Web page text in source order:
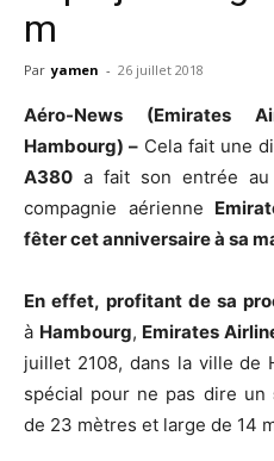
m
Par yamen - 26 juillet 2018
Aéro-News (Emirates
Hambourg) – Cela fait une
A380 a fait son entrée
compagnie aérienne
fêter cet anniversaire à sa
En effet, profitant de sa
à Hambourg, Emirates
juillet 2108, dans la ville de
spécial pour ne pas dire un
de 23 mètres et large de 14